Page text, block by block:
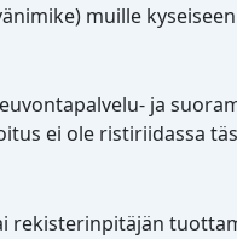
muille
ja
ei ole ristiriidassa
rekisterinpitäjän